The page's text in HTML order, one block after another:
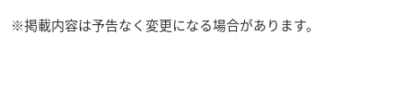
※掲載内容は予告なく変更になる場合があります。